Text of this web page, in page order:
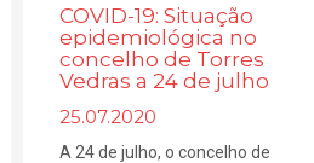
COVID-19: Situação
epidemiológica no
concelho de Torres
Vedras a 24 de julho
25.07.2020
A 24 de julho, o concelho de